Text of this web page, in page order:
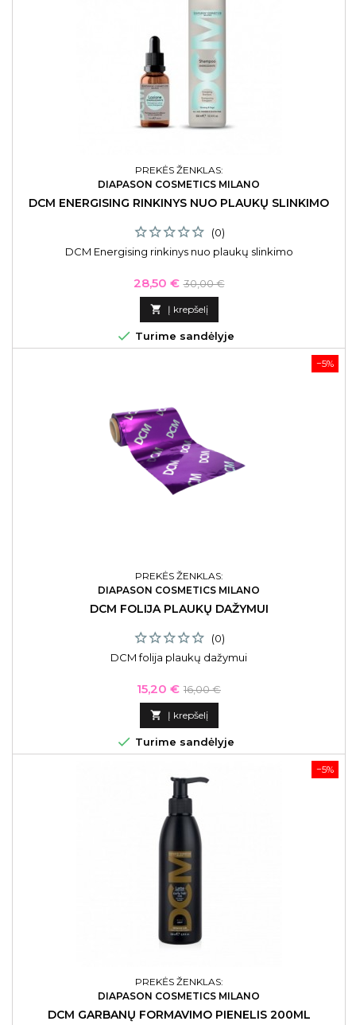
PREKĖS ŽENKLAS:
DIAPASON COSMETICS MILANO
DCM ENERGISING RINKINYS NUO PLAUKŲ SLINKIMO
(0)
DCM Energising rinkinys nuo plaukų slinkimo
Kaina
28,50 € Bazinė
kaina
30,00 €
 Į krepšelį
 Turime sandėlyje
−5%
PREKĖS ŽENKLAS:
DIAPASON COSMETICS MILANO
DCM FOLIJA PLAUKŲ DAŽYMUI
(0)
DCM folija plaukų dažymui
Kaina
15,20 € Bazinė
kaina
16,00 €
 Į krepšelį
 Turime sandėlyje
−5%
PREKĖS ŽENKLAS:
DIAPASON COSMETICS MILANO
DCM GARBANŲ FORMAVIMO PIENELIS 200ML